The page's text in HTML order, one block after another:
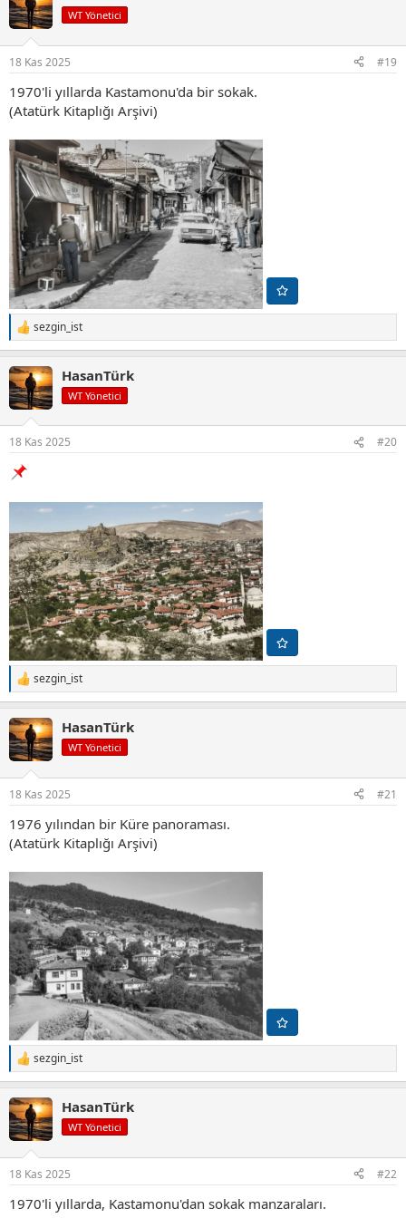
i
l
:
WT Yönetici
18 Kas 2025 #19
1970'li yıllarda Kastamonu'da bir sokak.
(Atatürk Kitaplığı Arşivi)
T
e
k
i
l
:
sezgin_ist
HasanTürk
WT Yönetici
18 Kas 2025 #20
T
e
k
i
l
:
sezgin_ist
HasanTürk
WT Yönetici
18 Kas 2025 #21
1976 yılından bir Küre panoraması.
(Atatürk Kitaplığı Arşivi)
T
e
k
i
l
:
sezgin_ist
HasanTürk
WT Yönetici
18 Kas 2025 #22
1970'li yıllarda, Kastamonu'dan sokak manzaraları.